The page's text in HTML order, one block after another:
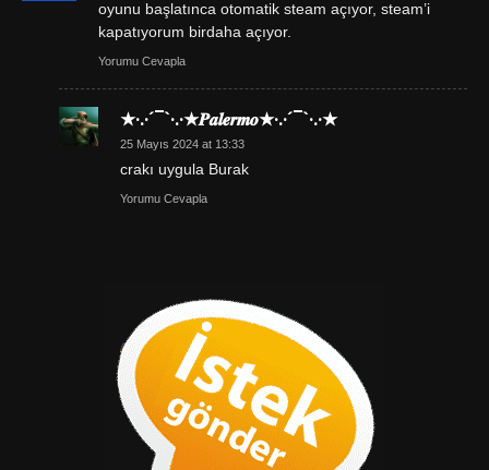
oyunu başlatınca otomatik steam açıyor, steam’i
kapatıyorum birdaha açıyor.
Yorumu Cevapla
★·.·´¯`·.·★𝑷𝒂𝒍𝒆𝒓𝒎𝒐★·.·´¯`·.·★
25 Mayıs 2024 at 13:33
crakı uygula Burak
Yorumu Cevapla